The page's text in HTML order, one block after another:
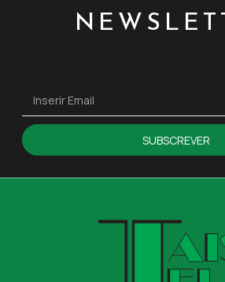
SUBSCREVER